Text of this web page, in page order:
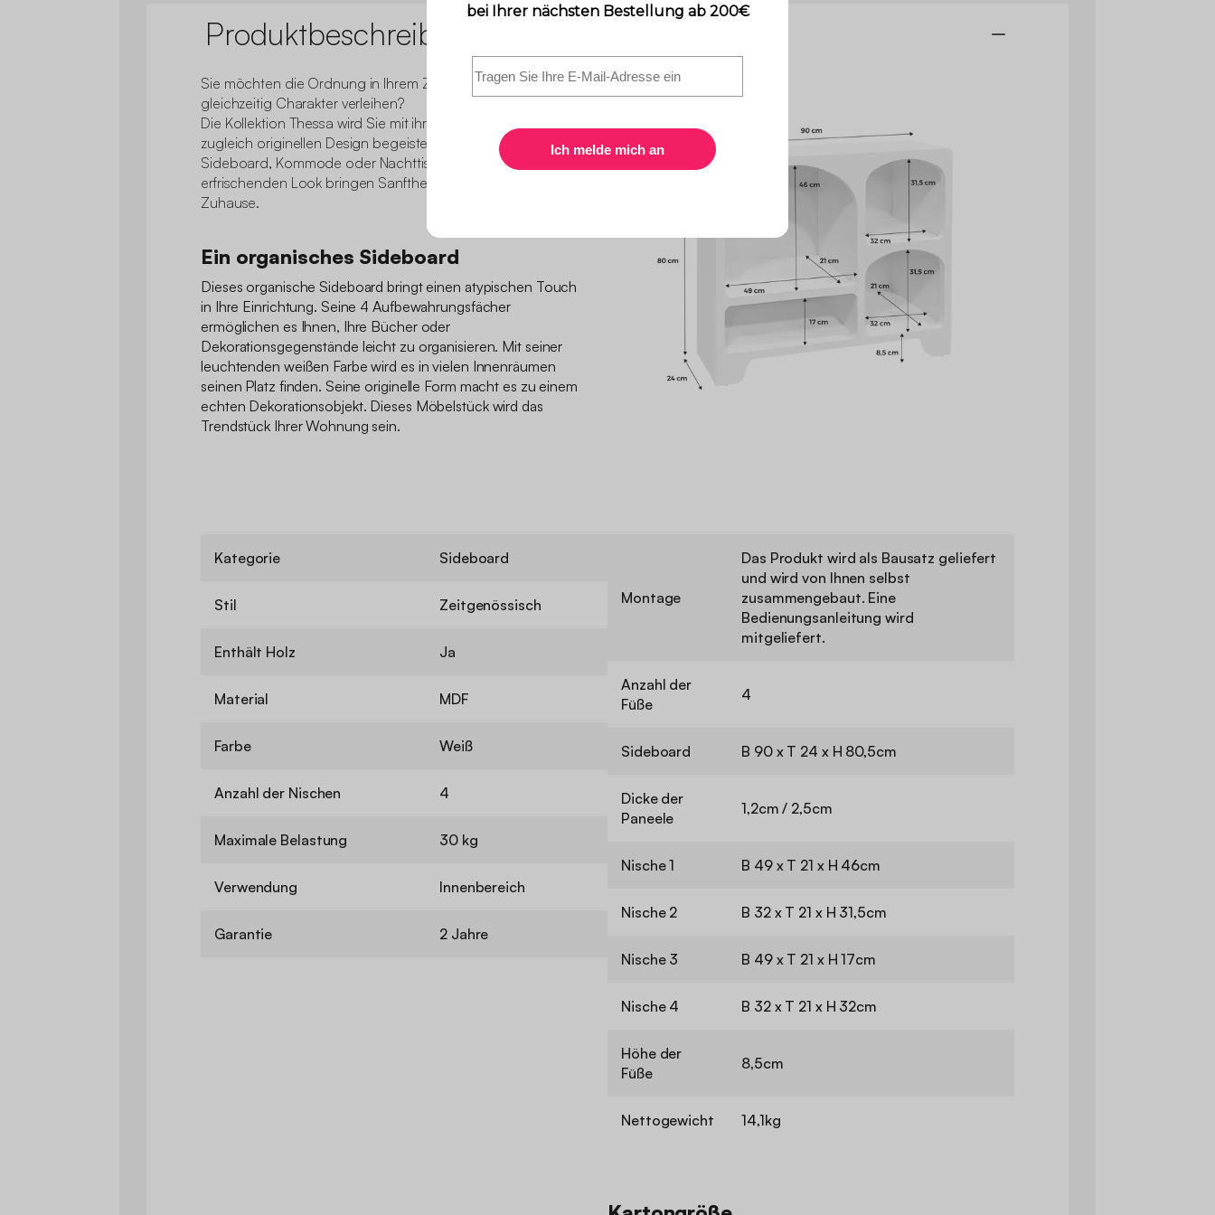
Produktbeschreibung
Sie möchten die Ordnung in Ihrem Zuhause optimieren und
gleichzeitig Charakter verleihen?
Die Kollektion Thessa wird Sie mit ihrem schlichten und
zugleich originellen Design begeistern. Ob TV-Möbel,
Sideboard, Kommode oder Nachttisch - diese Möbel im
erfrischenden Look bringen Sanftheit und Helligkeit in Ihr
Zuhause.
Ein organisches Sideboard
Dieses organische Sideboard bringt einen atypischen Touch
in Ihre Einrichtung. Seine 4 Aufbewahrungsfächer
ermöglichen es Ihnen, Ihre Bücher oder
Dekorationsgegenstände leicht zu organisieren. Mit seiner
leuchtenden weißen Farbe wird es in vielen Innenräumen
seinen Platz finden. Seine originelle Form macht es zu einem
echten Dekorationsobjekt. Dieses Möbelstück wird das
Trendstück Ihrer Wohnung sein.
Kategorie Sideboard
Stil Zeitgenössisch
Enthält Holz Ja
Material MDF
Farbe Weiß
Anzahl der Nischen 4
Maximale Belastung 30 kg
Verwendung Innenbereich
Garantie 2 Jahre
Montage
Das Produkt wird als Bausatz geliefert
und wird von Ihnen selbst
zusammengebaut. Eine
Bedienungsanleitung wird
mitgeliefert.
Anzahl der
Füße
4
Sideboard B 90 x T 24 x H 80,5cm
Dicke der
Paneele
1,2cm / 2,5cm
Nische 1 B 49 x T 21 x H 46cm
Nische 2 B 32 x T 21 x H 31,5cm
Nische 3 B 49 x T 21 x H 17cm
Nische 4 B 32 x T 21 x H 32cm
Höhe der
Füße
8,5cm
Nettogewicht 14,1kg